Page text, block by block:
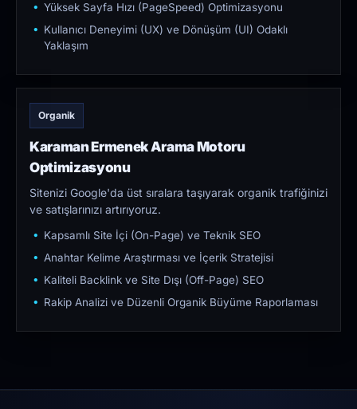
Yüksek Sayfa Hızı (PageSpeed) Optimizasyonu
Kullanıcı Deneyimi (UX) ve Dönüşüm (UI) Odaklı
Yaklaşım
Organik
Karaman Ermenek Arama Motoru
Optimizasyonu
Sitenizi Google'da üst sıralara taşıyarak organik trafiğinizi
ve satışlarınızı artırıyoruz.
Kapsamlı Site İçi (On-Page) ve Teknik SEO
Anahtar Kelime Araştırması ve İçerik Stratejisi
Kaliteli Backlink ve Site Dışı (Off-Page) SEO
Rakip Analizi ve Düzenli Organik Büyüme Raporlaması